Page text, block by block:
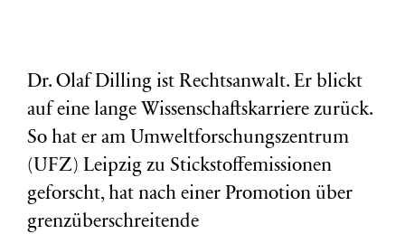
Dr. Olaf Dilling ist Rechtsanwalt. Er blickt
auf eine lange Wissenschaftskarriere zurück.
So hat er am Umweltforschungszentrum
(UFZ) Leipzig zu Stickstoffemissionen
geforscht, hat nach einer Promotion über
grenzüberschreitende